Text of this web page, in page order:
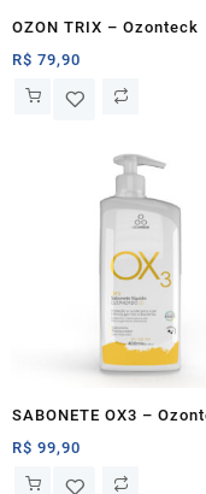
OZON TRIX – Ozonteck
R$ 79,90
SABONETE OX3 –
R$ 99,90